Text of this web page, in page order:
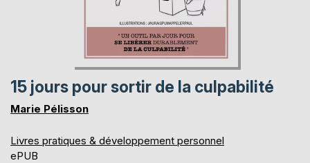
15 jours pour sortir de la culpabilité
Marie Pélisson
Livres pratiques & développement personnel
ePUB